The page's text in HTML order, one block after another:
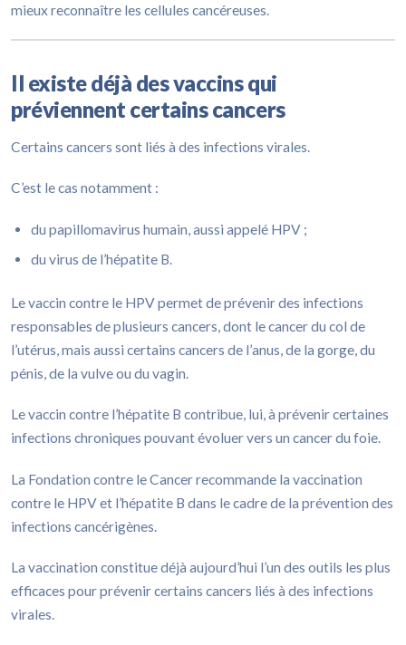
mieux reconnaître les cellules cancéreuses.
Il existe déjà des vaccins qui
préviennent certains cancers
Certains cancers sont liés à des infections virales.
C’est le cas notamment :
du papillomavirus humain, aussi appelé HPV ;
du virus de l’hépatite B.
Le vaccin contre le HPV permet de prévenir des infections
responsables de plusieurs cancers, dont le cancer du col de
l’utérus, mais aussi certains cancers de l’anus, de la gorge, du
pénis, de la vulve ou du vagin.
Le vaccin contre l’hépatite B contribue, lui, à prévenir certaines
infections chroniques pouvant évoluer vers un cancer du foie.
La Fondation contre le Cancer recommande la vaccination
contre le HPV et l’hépatite B dans le cadre de la prévention des
infections cancérigènes.
La vaccination constitue déjà aujourd’hui l’un des outils les plus
efficaces pour prévenir certains cancers liés à des infections
virales.